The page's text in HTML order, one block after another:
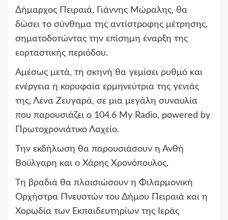
Δήμαρχος Πειραιά, Γιάννης Μώραλης, θα
δώσει το σύνθημα της αντίστροφης μέτρησης,
σηματοδοτώντας την επίσημη έναρξη της
εορταστικής περιόδου.
Αμέσως μετά, τη σκηνή θα γεμίσει ρυθμό και
ενέργεια η κορυφαία ερμηνεύτρια της γενιάς
της, Λένα Ζευγαρά, σε μια μεγάλη συναυλία
που παρουσιάζει ο 104.6 My Radio, powered by
Πρωτοχρονιάτικο Λαχείο.
Την εκδήλωση θα παρουσιάσουν η Ανθή
Βούλγαρη και ο Χάρης Χρονόπουλος.
Τη βραδιά θα πλαισιώσουν η Φιλαρμονική
Ορχήστρα Πνευστών του Δήμου Πειραιά και η
Χορωδία των Εκπαιδευτηρίων της Ιεράς